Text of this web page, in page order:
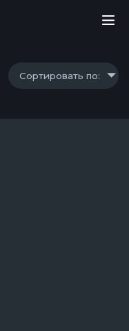
Сортировать по: